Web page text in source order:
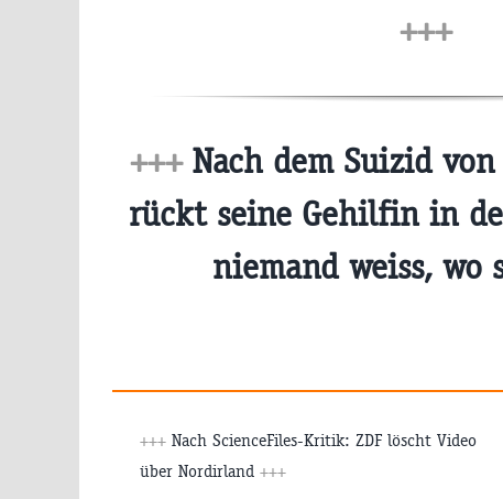
+++
+++Nach dem Suizid
rückt seine Gehilfin in
niemand weiss, wo
+++ Nach ScienceFiles-Kritik: ZDF löscht Video
über Nordirland +++